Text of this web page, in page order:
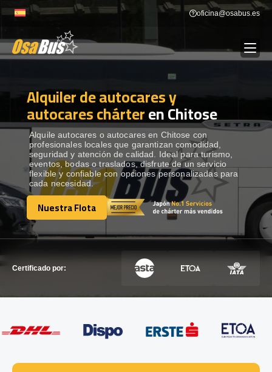
to
oficina@osabus.es
ALQUILER DE AUTOCARES
DESTINOS Show dropdown
RECORRIDAS Show dropdown
FLOTA
Alquiler de autocares y
autocares chárteren Chitose
Alquile autocares o autocares en Chitose con
profesionales locales que garantizan comodidad,
seguridad y atención de calidad. Ideal para turismo,
eventos, bodas o traslados, disfrute de un servicio
flexible y confiable con opciones personalizadas para
cada necesidad.
Nuestra Flota
Nuestra Flota
Certificado por: